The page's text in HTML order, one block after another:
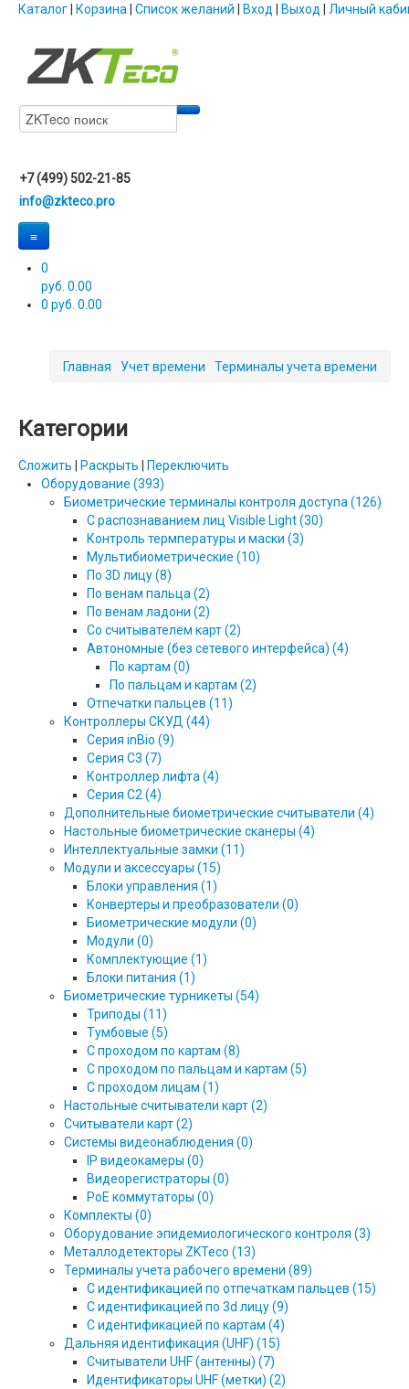
Каталог Корзина Список желаний Вход Выход Личный
+7 (499) 502-21-85
info@zkteco.pro
≡
0
руб. 0.00
0 руб. 0.00
Главная Учет времени Терминалы учета времени
Категории
Сложить | Раскрыть | Переключить
Оборудование (393)
Биометрические терминалы контроля доступа (126)
С распознаванием лиц Visible Light (30)
Контроль термпературы и маски (3)
Мультибиометрические (10)
По 3D лицу (8)
По венам пальца (2)
По венам ладони (2)
Со считывателем карт (2)
Автономные (без сетевого интерфейса) (4)
По картам (0)
По пальцам и картам (2)
Отпечатки пальцев (11)
Контроллеры СКУД (44)
Серия inBio (9)
Серия С3 (7)
Контроллер лифта (4)
Серия С2 (4)
Дополнительные биометрические считыватели (4)
Настольные биометрические сканеры (4)
Интеллектуальные замки (11)
Модули и аксессуары (15)
Блоки управления (1)
Конвертеры и преобразователи (0)
Биометрические модули (0)
Модули (0)
Комплектующие (1)
Блоки питания (1)
Биометрические турникеты (54)
Триподы (11)
Тумбовые (5)
С проходом по картам (8)
С проходом по пальцам и картам (5)
С проходом лицам (1)
Настольные считыватели карт (2)
Считыватели карт (2)
Системы видеонаблюдения (0)
IP видеокамеры (0)
Видеорегистраторы (0)
PoE коммутаторы (0)
Комплекты (0)
Оборудование эпидемиологического контроля (3)
Металлодетекторы ZKTeco (13)
Терминалы учета рабочего времени (89)
С идентификацией по отпечаткам пальцев (15)
С идентификацией по 3d лицу (9)
С идентификацией по картам (4)
Дальняя идентификация (UHF) (15)
Считыватели UHF (антенны) (7)
Идентификаторы UHF (метки) (2)